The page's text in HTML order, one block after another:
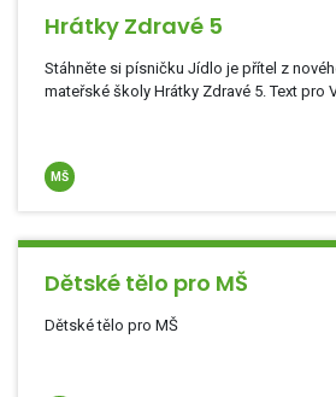
Hrátky Zdravé 5
Stáhněte si písničku Jídlo je přítel z
mateřské školy Hrátky Zdravé 5. Text pro
MŠ
Dětské tělo pro MŠ
Dětské tělo pro MŠ